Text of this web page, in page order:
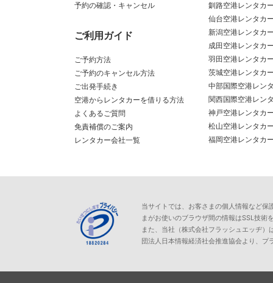
予約の確認・キャンセル
ご利用ガイド
ご予約方法
ご予約のキャンセル方法
ご出発手続き
空港からレンタカーを借りる方法
よくあるご質問
免責補償のご案内
レンタカー会社一覧
釧路空港レンタカ
仙台空港レンタカ
新潟空港レンタカ
成田空港レンタカ
羽田空港レンタカ
茨城空港レンタカ
中部国際空港レン
関西国際空港レン
神戸空港レンタカ
松山空港レンタカ
福岡空港レンタカ
当サイトでは、お客さまの個人情報など
まがお使いのブラウザ間の情報はSSL技術
また、当社（株式会社フラッシュエッヂ
団法人日本情報経済社会推進協会より、